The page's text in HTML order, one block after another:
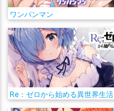
ワンパンマン
Re：ゼロから始める異世界生活